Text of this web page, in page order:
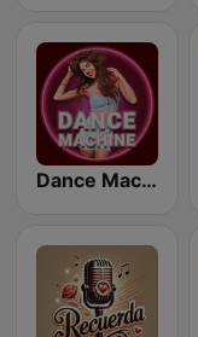
Dance Machine